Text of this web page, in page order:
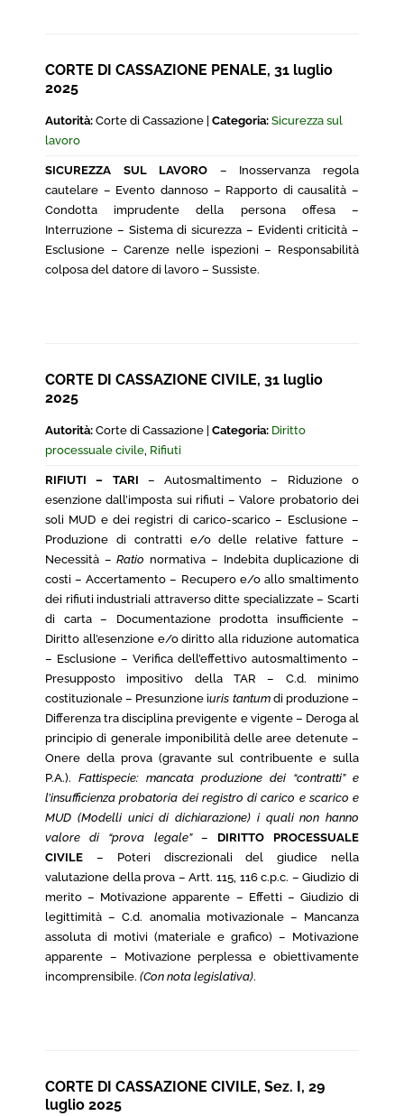
CORTE DI CASSAZIONE PENALE, 31 luglio
2025
Autorità: Corte di Cassazione | Categoria: Sicurezza sul
lavoro
SICUREZZA SUL LAVORO – Inosservanza regola
cautelare – Evento dannoso – Rapporto di causalità –
Condotta imprudente della persona offesa –
Interruzione – Sistema di sicurezza – Evidenti criticità –
Esclusione – Carenze nelle ispezioni – Responsabilità
colposa del datore di lavoro – Sussiste.
CORTE DI CASSAZIONE CIVILE, 31 luglio
2025
Autorità: Corte di Cassazione | Categoria: Diritto
processuale civile, Rifiuti
RIFIUTI – TARI – Autosmaltimento – Riduzione o
esenzione dall’imposta sui rifiuti – Valore probatorio dei
soli MUD e dei registri di carico-scarico – Esclusione –
Produzione di contratti e/o delle relative fatture –
Necessità –Ratio normativa – Indebita duplicazione di
costi – Accertamento – Recupero e/o allo smaltimento
dei rifiuti industriali attraverso ditte specializzate – Scarti
di carta – Documentazione prodotta insufficiente –
Diritto all’esenzione e/o diritto alla riduzione automatica
– Esclusione – Verifica dell’effettivo autosmaltimento –
Presupposto impositivo della TAR – C.d. minimo
costituzionale – Presunzione iuris tantumdi produzione –
Differenza tra disciplina previgente e vigente – Deroga al
principio di generale imponibilità delle aree detenute –
Onere della prova (gravante sul contribuente e sulla
P.A.). Fattispecie: mancata produzione dei “contratti” e
l’insufficienza probatoria dei registro di carico e scarico e
MUD (Modelli unici di dichiarazione) i quali non hanno
valore di “prova legale”– DIRITTO PROCESSUALE
CIVILE – Poteri discrezionali del giudice nella
valutazione della prova – Artt. 115, 116 c.p.c. – Giudizio di
merito – Motivazione apparente – Effetti – Giudizio di
legittimità – C.d. anomalia motivazionale – Mancanza
assoluta di motivi (materiale e grafico) – Motivazione
apparente – Motivazione perplessa e obiettivamente
incomprensibile. (Con nota legislativa).
CORTE DI CASSAZIONE CIVILE, Sez. I, 29
luglio 2025